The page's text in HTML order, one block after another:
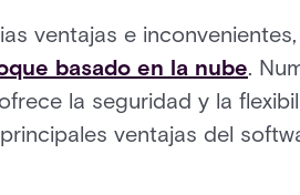
ventajas e
basado en la nube.
la seguridad y la
ventajas del